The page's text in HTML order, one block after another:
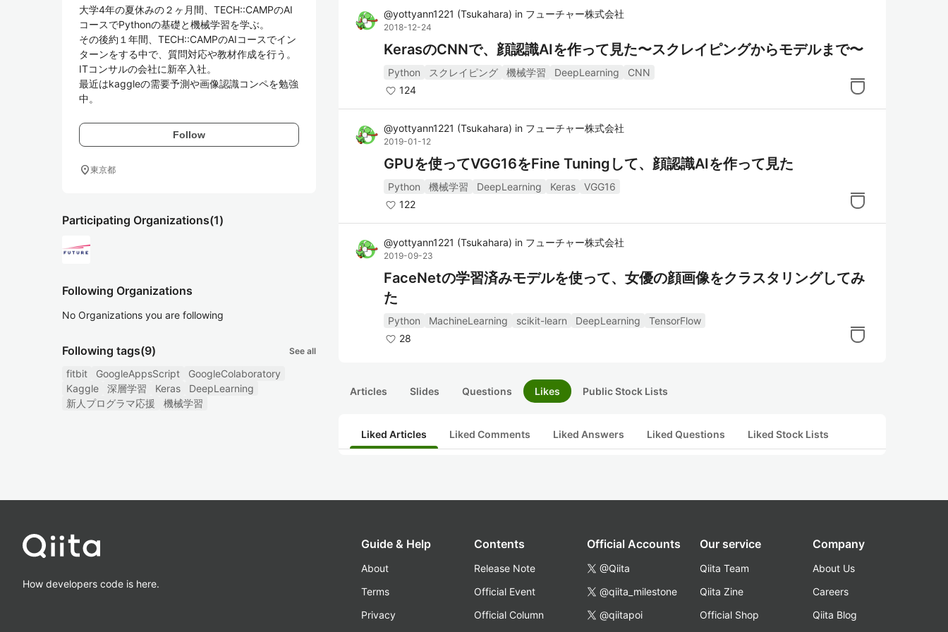
大学4年の夏休みの２ヶ月間、TECH::CAMPのAI
コースでPythonの基礎と機械学習を学ぶ。
その後約１年間、TECH::CAMPのAIコースでイン
ターンをする中で、質問対応や教材作成を行う。
ITコンサルの会社に新卒入社。
最近はkaggleの需要予測や画像認識コンペを勉強
中。
Follow
location_on東京都
Participating Organizations(1)
Following Organizations
No Organizations you are following
Following tags(9) See all
fitbit GoogleAppsScript
GoogleColaboratory
Kaggle
深層学習 Keras
DeepLearning
新人プログラマ応援
機械学習
@yottyann1221 (Tsukahara) in フューチャー株式会社
2018-12-24
KerasのCNNで、顔認識AIを作って見た〜スクレイピングからモデルまで〜
Python スクレイピング 機械学習 DeepLearning
CNN
124
@yottyann1221 (Tsukahara) in フューチャー株式会社
2019-01-12
GPUを使ってVGG16をFine Tuningして、顔認識AIを作って見た
Python 機械学習 DeepLearning Keras
VGG16
122
@yottyann1221 (Tsukahara) in フューチャー株式会社
2019-09-23
FaceNetの学習済みモデルを使って、女優の顔画像をクラスタリングしてみ
た
Python MachineLearning scikit-learn DeepLearning
TensorFlow
28
Articles Slides Questions Likes Public Stock Lists
Liked Articles Liked Comments Liked Answers Liked Questions Liked Stock Lists
How developers code is here.
Guide & Help
About
Terms
Privacy
Contents
Release Note
Official Event
Official Column
Official Accounts
@Qiita
@qiita_milestone
@qiitapoi
Our service
Qiita Team
Qiita Zine
Official Shop
Company
About Us
Careers
Qiita Blog